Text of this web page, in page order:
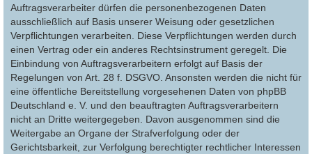
Auftragsverarbeiter dürfen die personenbezogenen Daten
ausschließlich auf Basis unserer Weisung oder gesetzlichen
Verpflichtungen verarbeiten. Diese Verpflichtungen werden durch
einen Vertrag oder ein anderes Rechtsinstrument geregelt. Die
Einbindung von Auftragsverarbeitern erfolgt auf Basis der
Regelungen von Art. 28 f. DSGVO. Ansonsten werden die nicht für
eine öffentliche Bereitstellung vorgesehenen Daten von phpBB
Deutschland e. V. und den beauftragten Auftragsverarbeitern
nicht an Dritte weitergegeben. Davon ausgenommen sind die
Weitergabe an Organe der Strafverfolgung oder der
Gerichtsbarkeit, zur Verfolgung berechtigter rechtlicher Interessen